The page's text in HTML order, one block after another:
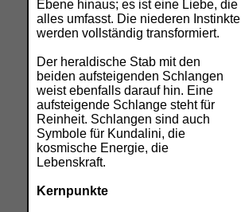
Ebene hinaus; es ist eine Liebe, die
alles umfasst. Die niederen Instinkte
werden vollständig transformiert.
Der heraldische Stab mit den
beiden aufsteigenden Schlangen
weist ebenfalls darauf hin. Eine
aufsteigende Schlange steht für
Reinheit. Schlangen sind auch
Symbole für Kundalini, die
kosmische Energie, die
Lebenskraft.
Kernpunkte